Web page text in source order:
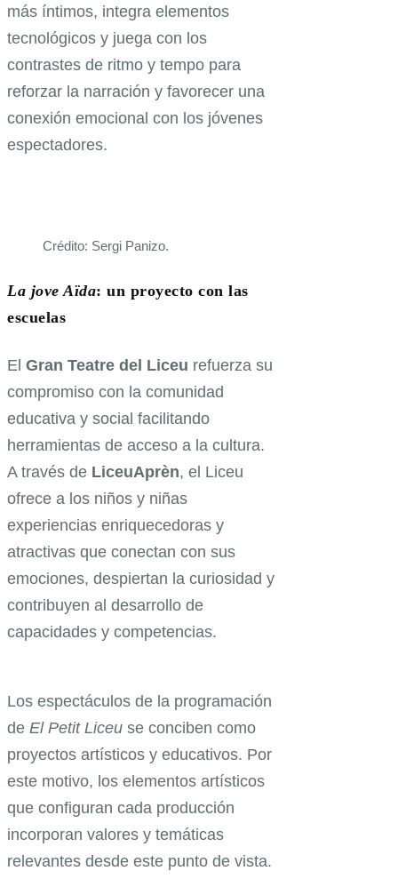
más íntimos, integra elementos
tecnológicos y juega con los
contrastes de ritmo y tempo para
reforzar la narración y favorecer una
conexión emocional con los jóvenes
espectadores.
Crédito: Sergi Panizo.
La jove Aïda: un proyecto con las
escuelas
El Gran Teatre del Liceu refuerza su
compromiso con la comunidad
educativa y social facilitando
herramientas de acceso a la cultura.
A través de LiceuAprèn, el Liceu
ofrece a los niños y niñas
experiencias enriquecedoras y
atractivas que conectan con sus
emociones, despiertan la curiosidad y
contribuyen al desarrollo de
capacidades y competencias.
Los espectáculos de la programación
de El Petit Liceu se conciben como
proyectos artísticos y educativos. Por
este motivo, los elementos artísticos
que configuran cada producción
incorporan valores y temáticas
relevantes desde este punto de vista.